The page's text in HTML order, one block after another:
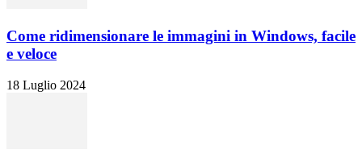
Come ridimensionare le immagini in Windows, facile
e veloce
18 Luglio 2024